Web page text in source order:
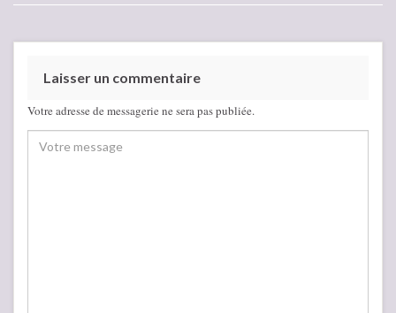
Laisser un commentaire
Votre adresse de messagerie ne sera pas publiée.